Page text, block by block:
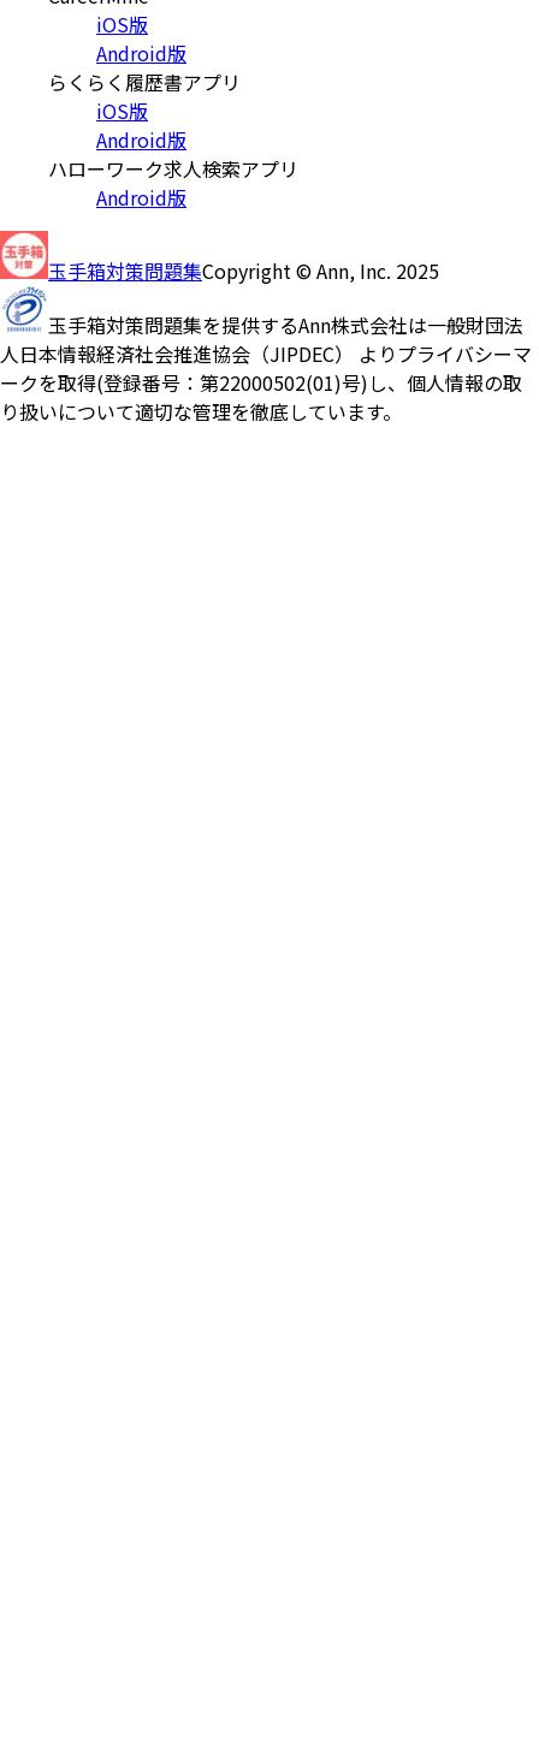
iOS版
Android版
らくらく履歴書アプリ
iOS版
Android版
ハローワーク求人検索アプリ
Android版
玉手箱対策問題集Copyright © Ann, Inc. 2025
玉手箱対策問題集を提供するAnn株式会社は一般財団法
人日本情報経済社会推進協会（JIPDEC） よりプライバシーマ
ークを取得(登録番号：第22000502(01)号)し、個人情報の取
り扱いについて適切な管理を徹底しています。